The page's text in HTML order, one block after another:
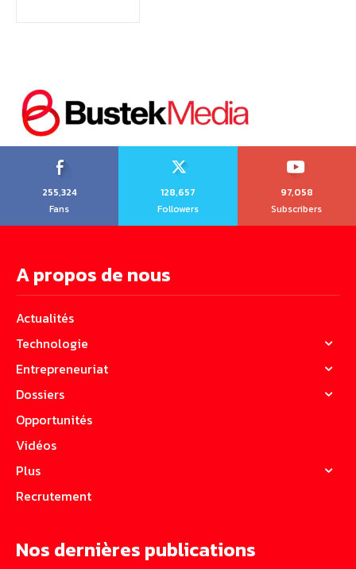
255,324
Fans
128,657
Followers
97,058
Subscribers
A propos de nous
Actualités
Technologie
Entrepreneuriat
Dossiers
Opportunités
Vidéos
Plus
Recrutement
Nos dernières publications